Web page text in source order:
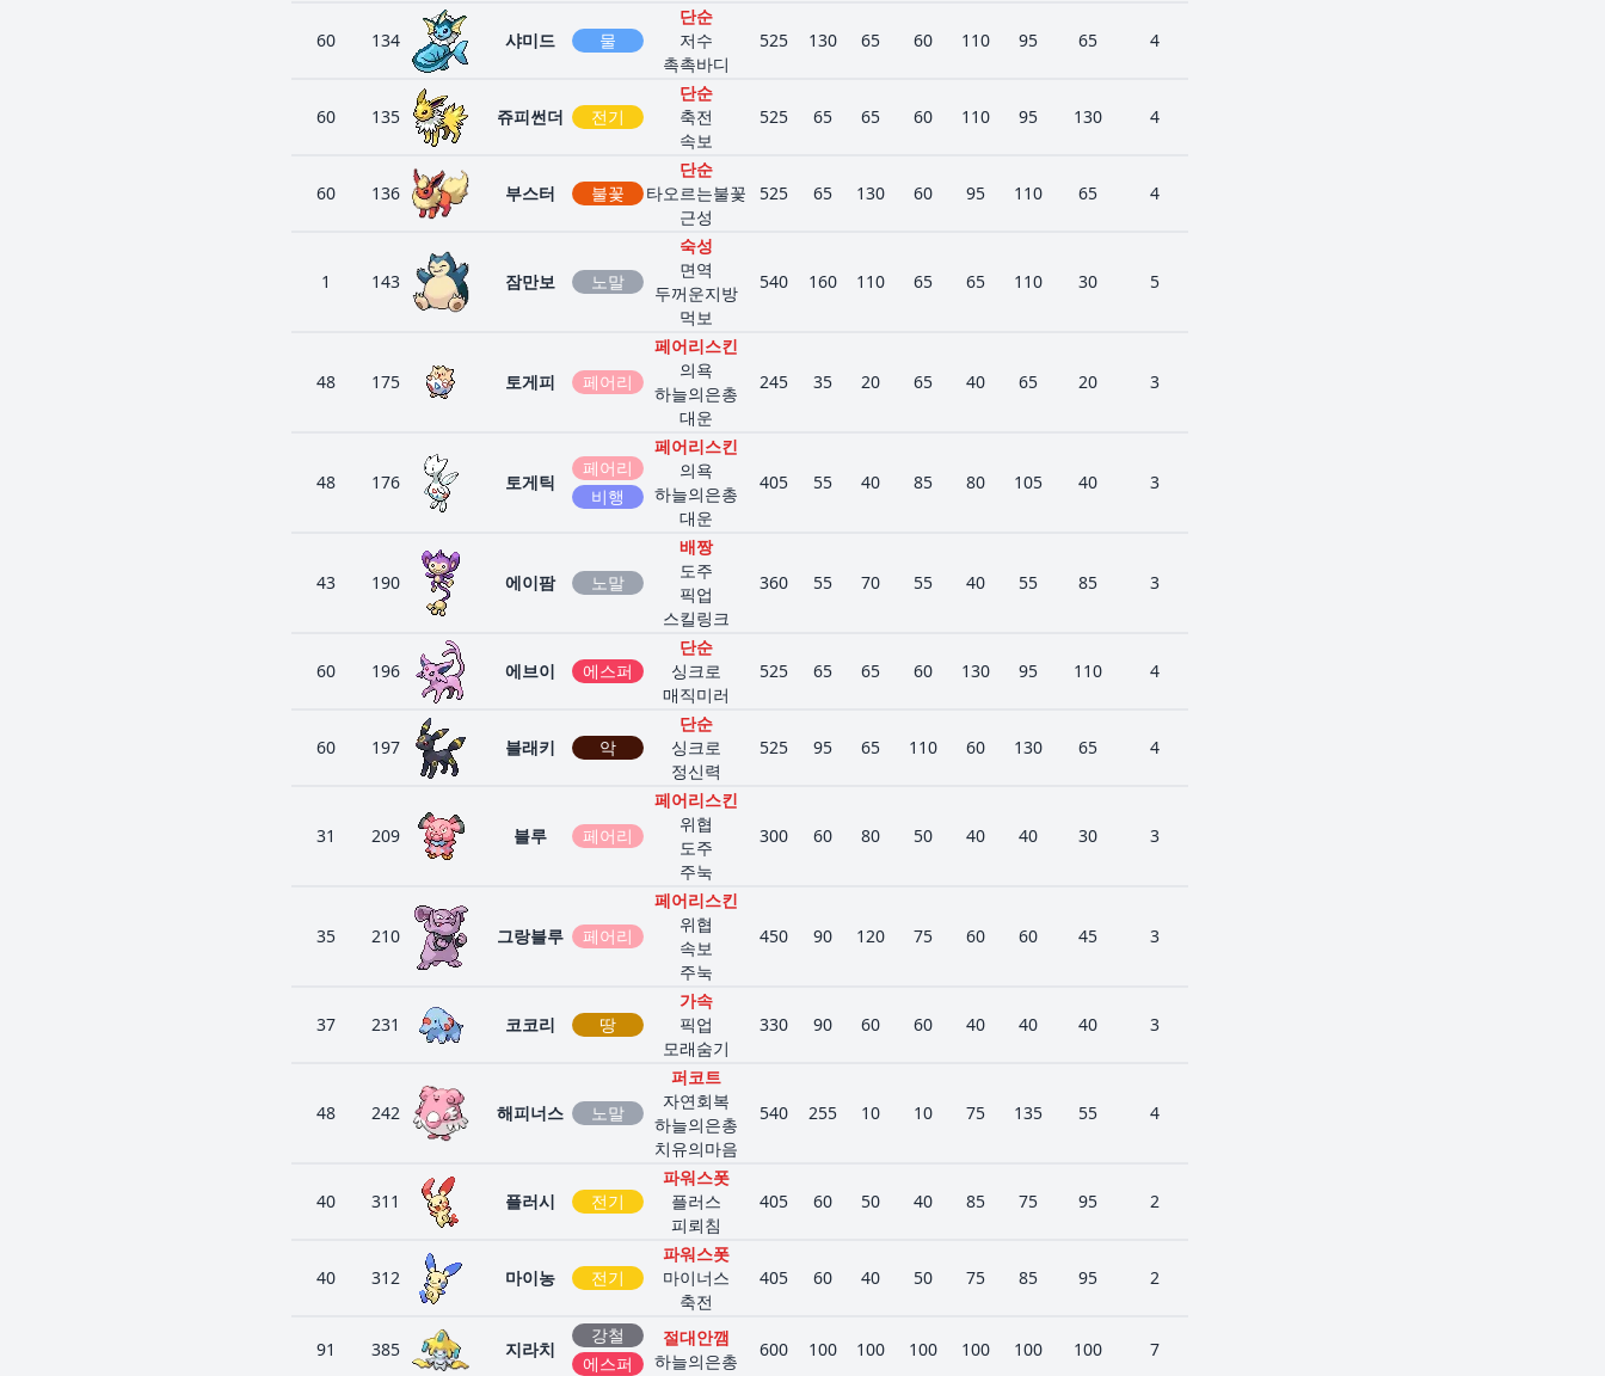
60 134 샤미드 물
단순
저수
촉촉바디
525 130 65 60 110 95 65 4
60 135 쥬피썬더 전기
단순
축전
속보
525 65 65 60 110 95 130 4
60 136 부스터 불꽃
단순
타오르는불꽃
근성
525 65 130 60 95 110 65 4
1 143 잠만보 노말
숙성
면역
두꺼운지방
먹보
540 160 110 65 65 110 30 5
48 175 토게피 페어리
페어리스킨
의욕
하늘의은총
대운
245 35 20 65 40 65 20 3
48 176 토게틱
페어리
비행
페어리스킨
의욕
하늘의은총
대운
405 55 40 85 80 105 40 3
43 190 에이팜 노말
배짱
도주
픽업
스킬링크
360 55 70 55 40 55 85 3
60 196 에브이 에스퍼
단순
싱크로
매직미러
525 65 65 60 130 95 110 4
60 197 블래키 악
단순
싱크로
정신력
525 95 65 110 60 130 65 4
31 209 블루 페어리
페어리스킨
위협
도주
주눅
300 60 80 50 40 40 30 3
35 210 그랑블루 페어리
페어리스킨
위협
속보
주눅
450 90 120 75 60 60 45 3
37 231 코코리 땅
가속
픽업
모래숨기
330 90 60 60 40 40 40 3
48 242 해피너스 노말
퍼코트
자연회복
하늘의은총
치유의마음
540 255 10 10 75 135 55 4
40 311 플러시 전기
파워스폿
플러스
피뢰침
405 60 50 40 85 75 95 2
40 312 마이농 전기
파워스폿
마이너스
축전
405 60 40 50 75 85 95 2
91 385 지라치
강철
에스퍼
절대안깸
하늘의은총
600 100 100 100 100 100 100 7